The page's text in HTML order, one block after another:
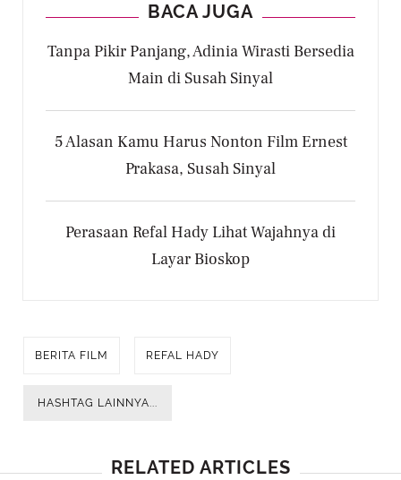
BACA JUGA
Tanpa Pikir Panjang, Adinia Wirasti Bersedia
Main di Susah Sinyal
5 Alasan Kamu Harus Nonton Film Ernest
Prakasa, Susah Sinyal
Perasaan Refal Hady Lihat Wajahnya di
Layar Bioskop
BERITA FILM REFAL HADY
HASHTAG LAINNYA...
RELATED ARTICLES